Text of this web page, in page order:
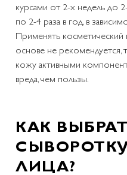
курсами от 2-х недель до
по 2-4 раза в год, в
Применять
основе не рекомендуется,
кожу активными
вреда, чем пользы.
КАК
ЛИЦА?